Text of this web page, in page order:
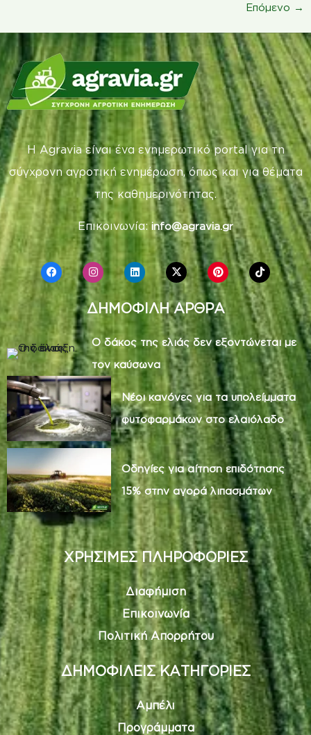
Επόμενο →
Η Agravia είναι ένα ενημερωτικό portal για τη
σύγχρονη αγροτική ενημέρωση, όπως και για θέματα
της καθημερινότητας.
Επικοινωνία: info@agravia.gr
ΔΗΜΟΦΙΛΗ ΑΡΘΡΑ
Ο δάκος της ελιάς δεν εξοντώνεται με
τον καύσωνα
Νέοι κανόνες για τα υπολείμματα
φυτοφαρμάκων στο ελαιόλαδο
Οδηγίες για αίτηση επιδότησης
15% στην αγορά λιπασμάτων
ΧΡΗΣΙΜΕΣ ΠΛΗΡΟΦΟΡΙΕΣ
Διαφήμιση
Επικοινωνία
Πολιτική Απορρήτου
ΔΗΜΟΦΙΛΕΙΣ ΚΑΤΗΓΟΡΙΕΣ
Αμπέλι
Προγράμματα